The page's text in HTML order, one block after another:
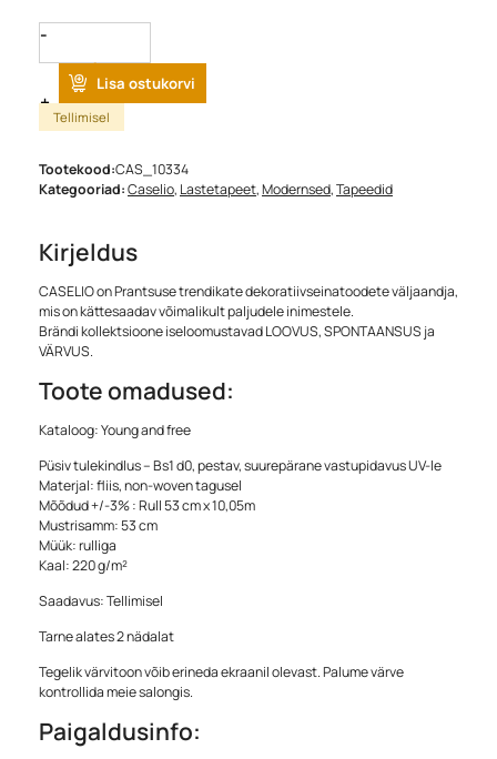
Quantity
Lisa ostukorvi
Tellimisel
Tootekood:CAS_10334
Kategooriad:Caselio, Lastetapeet,Modernsed,Tapeedid
Kirjeldus
CASELIO on Prantsuse trendikate dekoratiivseinatoodete väljaandja,
mis on kättesaadav võimalikult paljudele inimestele.
Brändi kollektsioone iseloomustavad LOOVUS, SPONTAANSUS ja
VÄRVUS.
Toote omadused:
Kataloog: Young and free
Püsiv tulekindlus – Bs1 d0, pestav, suurepärane vastupidavus UV-le
Materjal: fliis, non-woven tagusel
Mõõdud +/-3% : Rull 53 cm x 10,05m
Mustrisamm: 53 cm
Müük: rulliga
Kaal: 220 g/m²
Saadavus: Tellimisel
Tarne alates 2 nädalat
Tegelik värvitoon võib erineda ekraanil olevast. Palume värve
kontrollida meie salongis.
Paigaldusinfo: